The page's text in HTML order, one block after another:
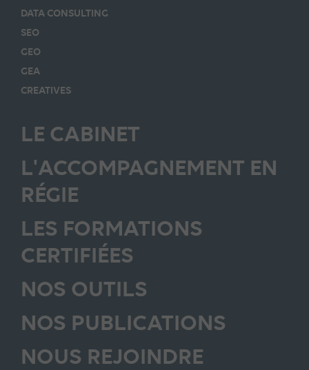
DATA CONSULTING
SEO
GEO
GEA
CREATIVES
LE CABINET
L'ACCOMPAGNEMENT EN
RÉGIE
LES FORMATIONS
CERTIFIÉES
NOS OUTILS
NOS PUBLICATIONS
NOUS REJOINDRE